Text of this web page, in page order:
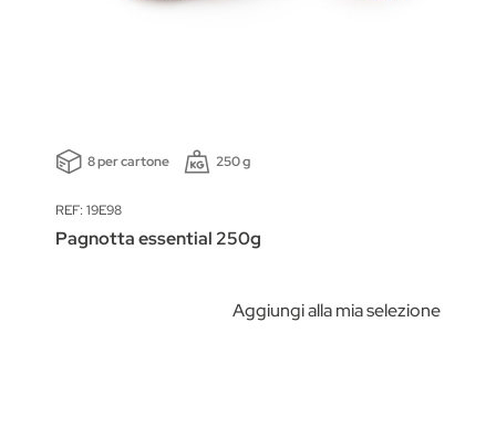
8 per cartone 250 g
REF: 19E98
Pagnotta essential 250g
Aggiungi alla mia selezione